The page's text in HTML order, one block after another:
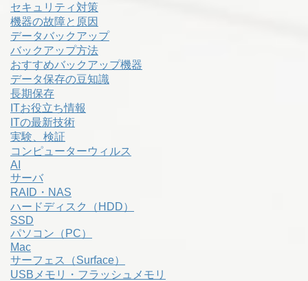
セキュリティ対策
機器の故障と原因
データバックアップ
バックアップ方法
おすすめバックアップ機器
データ保存の豆知識
長期保存
ITお役立ち情報
ITの最新技術
実験、検証
コンピューターウィルス
AI
サーバ
RAID・NAS
ハードディスク（HDD）
SSD
パソコン（PC）
Mac
サーフェス（Surface）
USBメモリ・フラッシュメモリ